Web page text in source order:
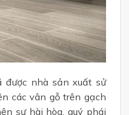
được nhà sản xuất sử
các vân gỗ trên gạch
sự hài hòa, quý phái